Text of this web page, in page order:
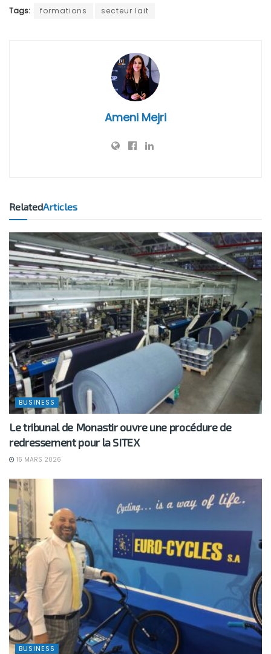
Tags: formations secteur lait
Ameni Mejri
RelatedArticles
BUSINESS
Le tribunal de Monastir ouvre une procédure de
redressement pour la SITEX
16 MARS 2026
BUSINESS